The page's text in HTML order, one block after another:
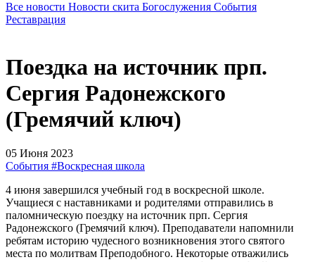
Все новости Новости скита Богослужения События
Реставрация
Поездка на источник прп.
Сергия Радонежского
(Гремячий ключ)
05 Июня 2023
События #Воскресная школа
4 июня завершился учебный год в воскресной школе.
Учащиеся с наставниками и родителями отправились в
паломническую поездку на источник прп. Сергия
Радонежского (Гремячий ключ). Преподаватели напомнили
ребятам историю чудесного возникновения этого святого
места по молитвам Преподобного. Некоторые отважились